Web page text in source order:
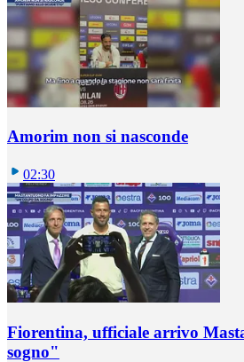
Amorim non si nasconde
02:30
Fiorentina, ufficiale arrivo
sogno"